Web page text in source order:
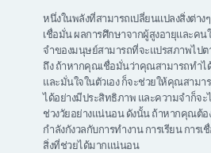
หนึ่งในพลังที่สามารถเปลี่ยนแปลงสิ่งต่า
เชื่อมั่น ผลการศึกษาจากผู้สูงอายุและค
จำของมนุษย์สามารถที่จะแปรสภาพไป
ถึง ถ้าหากคุณเชื่อมั่นว่าคุณสามารถทำไ
และมั่นใจในตัวเอง ก็จะช่วยให้คุณสามา
ได้อย่างมีประสิทธิภาพ และความจำก็จะ
ช่วงวัยอย่างแน่นอน ดังนั้น ถ้าหากคุณต้อ
กำลังกังวลกับการทำงาน การเรียน การเ
สิ่งที่ช่วยได้มากแน่นอน